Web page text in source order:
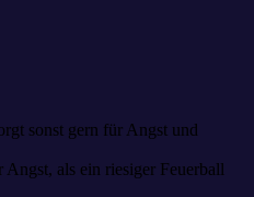
sonst gern für Angst und
als ein riesiger Feuerball